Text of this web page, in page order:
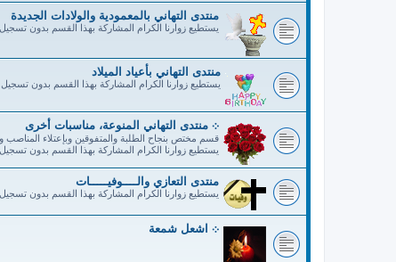
منتدى التهاني بالمعمودية والولادات الجديدة
يستطيع زوارنا الكرام المشاركة بهذا القسم بدون تسجيل
منتدى التهاني بأعياد الميلاد
يستطيع زوارنا الكرام المشاركة بهذا القسم بدون تسجيل
܀ منتدى التهاني المنوعة، مناسبات أخرى
قسم مختص بنجاح الطلبة والمتفوقين وبإعتلاء المناصب
يستطيع زوارنا الكرام المشاركة بهذا القسم بدون تسجيل
منتدى التعازي والــــوفيـــــات
يستطيع زوارنا الكرام المشاركة بهذا القسم بدون تسجيل
܀ اشعل شمعة